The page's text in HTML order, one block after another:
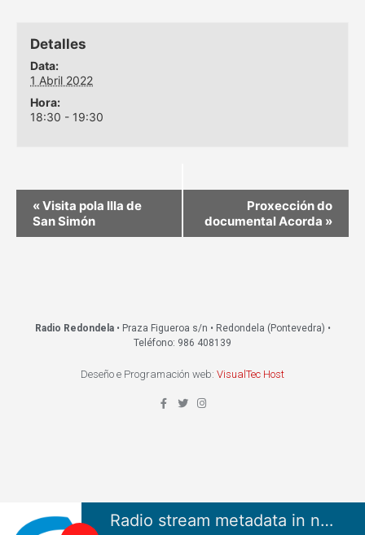
Detalles
Data:
1 Abril 2022
Hora:
18:30 - 19:30
«Visita pola Illa de
San Simón
Proxección do
documental Acorda »
Radio Redondela• Praza Figueroa s/n • Redondela (Pontevedra) •
Teléfono: 986 408139
Deseño e Programación web: VisualTec Host
Radio stream metadata in not available.